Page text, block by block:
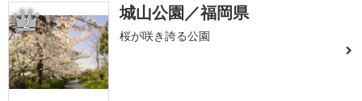
2 城山公園／福岡県
桜が咲き誇る公園